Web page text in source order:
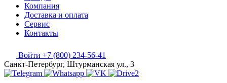
Компания
Доставка и оплата
Сервис
Контакты
Войти +7 (800) 234-56-41
Санкт-Петербург, Штурманская ул., 3